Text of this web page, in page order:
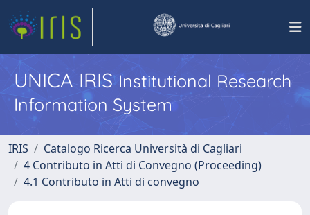
UNICA IRISInstitutional Research
Information System
IRIS
Catalogo Ricerca Università di Cagliari
4 Contributo in Atti di Convegno (Proceeding)
4.1 Contributo in Atti di convegno